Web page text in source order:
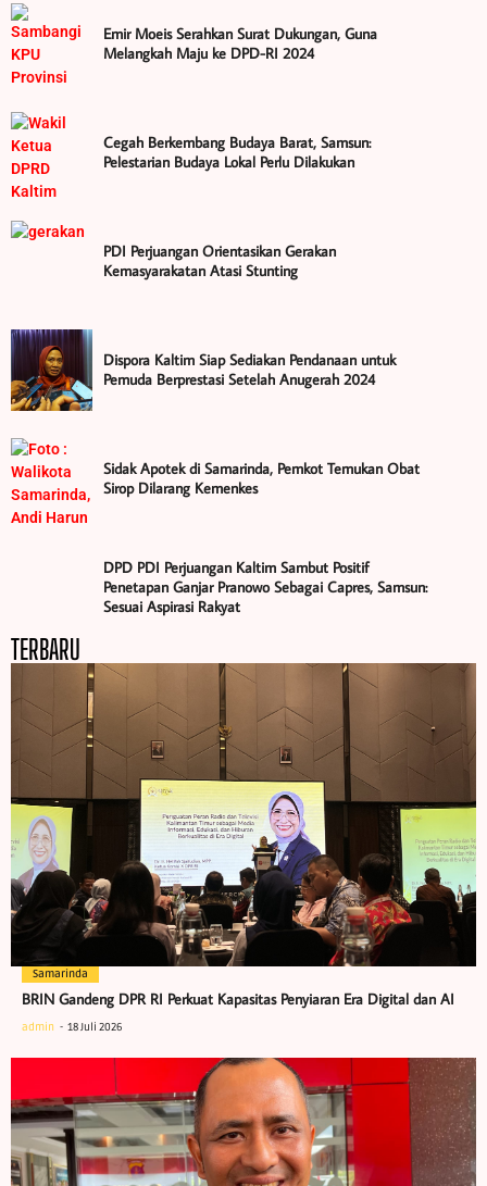
Emir Moeis Serahkan Surat Dukungan, Guna
Melangkah Maju ke DPD-RI 2024
Cegah Berkembang Budaya Barat, Samsun:
Pelestarian Budaya Lokal Perlu Dilakukan
PDI Perjuangan Orientasikan Gerakan
Kemasyarakatan Atasi Stunting
Dispora Kaltim Siap Sediakan Pendanaan untuk
Pemuda Berprestasi Setelah Anugerah 2024
Sidak Apotek di Samarinda, Pemkot Temukan Obat
Sirop Dilarang Kemenkes
DPD PDI Perjuangan Kaltim Sambut Positif
Penetapan Ganjar Pranowo Sebagai Capres, Samsun:
Sesuai Aspirasi Rakyat
TERBARU
Samarinda
BRIN Gandeng DPR RI Perkuat Kapasitas Penyiaran Era Digital dan AI
admin 18 Juli 2026